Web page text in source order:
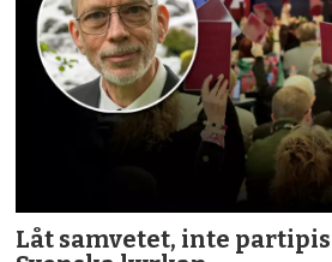
Låt samvetet, inte